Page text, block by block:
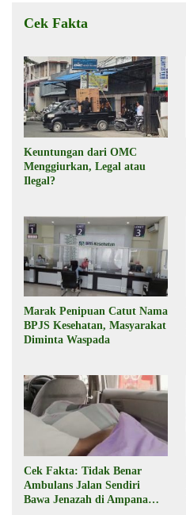
Cek Fakta
Keuntungan dari OMC
Menggiurkan, Legal atau
Ilegal?
Marak Penipuan Catut Nama
BPJS Kesehatan, Masyarakat
Diminta Waspada
Cek Fakta: Tidak Benar
Ambulans Jalan Sendiri
Bawa Jenazah di Ampana